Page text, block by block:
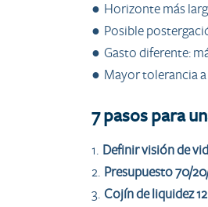
● Horizonte más
● Posible
● Gasto diferente:
● Mayor tolerancia a
7 pasos para
1. Definir visión de
2. Presupuesto 70/
3. Cojín de liquidez